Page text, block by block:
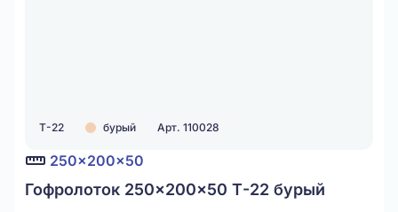
Т-22 бурый Арт. 110028
250x200x50
Гофролоток 250x200x50 Т-22 бурый